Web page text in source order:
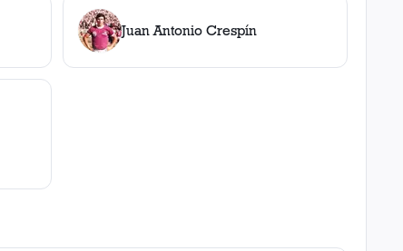
Juan Antonio Crespín